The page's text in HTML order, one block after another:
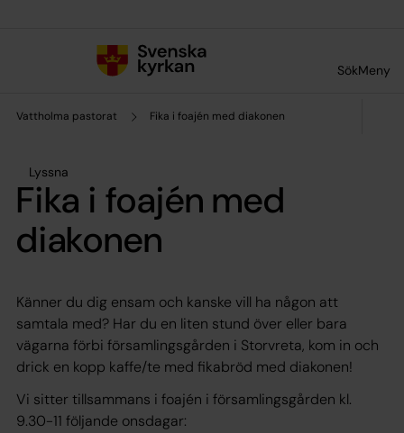
SökMeny
Vattholma pastorat Fika i foajén med diakonen
Lyssna
Fika i foajén med
diakonen
Känner du dig ensam och kanske vill ha någon att
samtala med? Har du en liten stund över eller bara
vägarna förbi församlingsgården i Storvreta, kom in och
drick en kopp kaffe/te med fikabröd med diakonen!
Vi sitter tillsammans i foajén i församlingsgården kl.
9.30-11 följande onsdagar: